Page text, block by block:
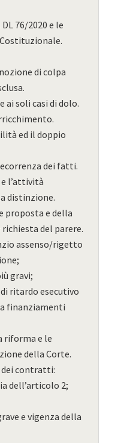
76/2020 e le
di colpa
ai soli casi di dolo.
ed il doppio
dei fatti.
l’attività
distinzione.
proposta e della
del parere.
assenso/rigetto
gravi;
ritardo esecutivo
finanziamenti
riforma e le
della Corte.
dei contratti:
dell’articolo 2;
e vigenza della